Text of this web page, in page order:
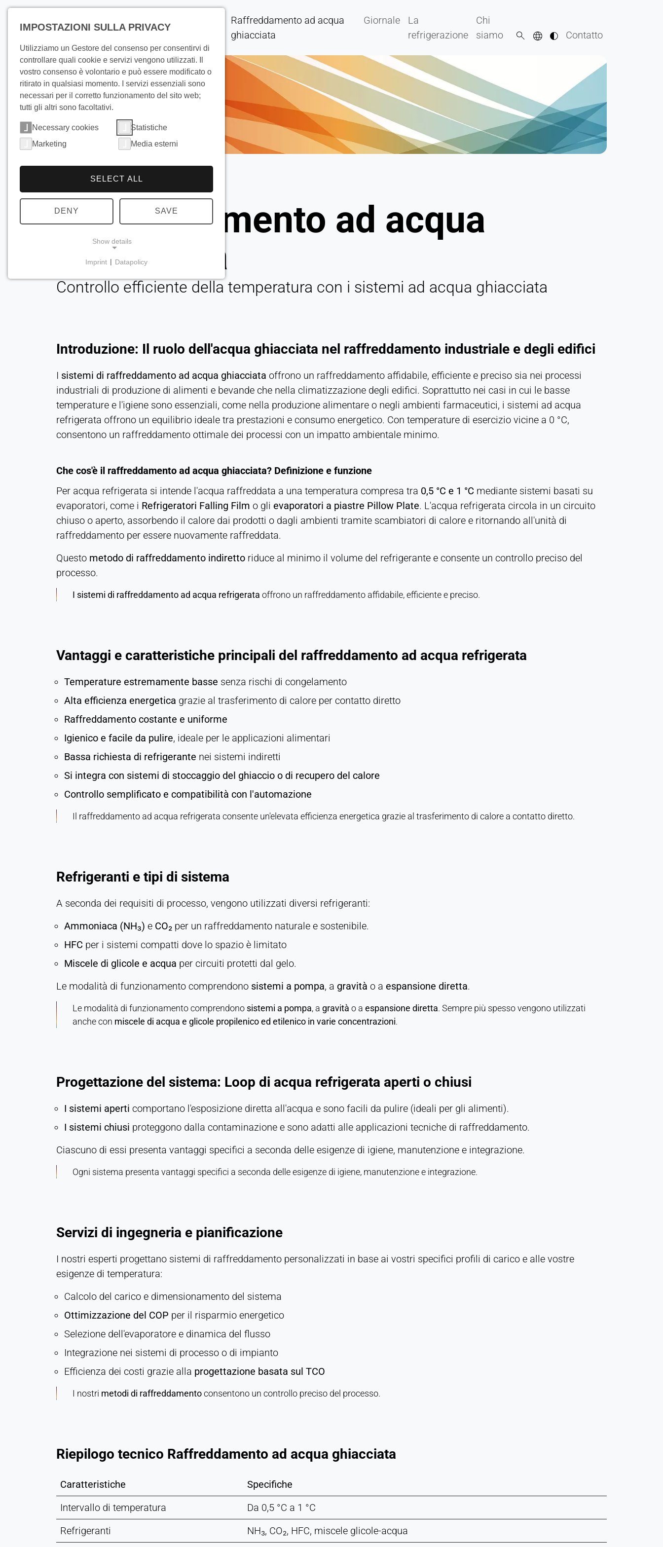
Raffreddamento ad acqua
ghiacciata
Giornale
La
refrigerazione
Chi
siamo
Contatto
Raffreddamento ad acqua
ghiacciata
Controllo efficiente della temperatura con i sistemi ad acqua ghiacciata
Introduzione: Il ruolo dell'acqua ghiacciata nel raffreddamento industriale e degli edifici
I sistemi di raffreddamento ad acqua ghiacciata offrono un raffreddamento affidabile, efficiente e preciso sia nei processi
industriali di produzione di alimenti e bevande che nella climatizzazione degli edifici. Soprattutto nei casi in cui le basse
temperature e l'igiene sono essenziali, come nella produzione alimentare o negli ambienti farmaceutici, i sistemi ad acqua
refrigerata offrono un equilibrio ideale tra prestazioni e consumo energetico. Con temperature di esercizio vicine a 0 °C,
consentono un raffreddamento ottimale dei processi con un impatto ambientale minimo.
Che cos'è il raffreddamento ad acqua ghiacciata? Definizione e funzione
Per acqua refrigerata si intende l'acqua raffreddata a una temperatura compresa tra 0,5 °C e 1 °C mediante sistemi basati su
evaporatori, come i Refrigeratori Falling Film o gli evaporatori a piastre Pillow Plate. L'acqua refrigerata circola in un circuito
chiuso o aperto, assorbendo il calore dai prodotti o dagli ambienti tramite scambiatori di calore e ritornando all'unità di
raffreddamento per essere nuovamente raffreddata.
Questo metodo di raffreddamento indiretto riduce al minimo il volume del refrigerante e consente un controllo preciso del
processo.
I sistemi di raffreddamento ad acqua refrigerata offrono un raffreddamento affidabile, efficiente e preciso.
Vantaggi e caratteristiche principali del raffreddamento ad acqua refrigerata
Temperature estremamente basse senza rischi di congelamento
Alta efficienza energetica grazie al trasferimento di calore per contatto diretto
Raffreddamento costante e uniforme
Igienico e facile da pulire, ideale per le applicazioni alimentari
Bassa richiesta di refrigerante nei sistemi indiretti
Si integra con sistemi di stoccaggio del ghiaccio o di recupero del calore
Controllo semplificato e compatibilità con l'automazione
Il raffreddamento ad acqua refrigerata consente un'elevata efficienza energetica grazie al trasferimento di calore a contatto diretto.
Refrigeranti e tipi di sistema
A seconda dei requisiti di processo, vengono utilizzati diversi refrigeranti:
Ammoniaca (NH₃) e CO₂ per un raffreddamento naturale e sostenibile.
HFC per i sistemi compatti dove lo spazio è limitato
Miscele di glicole e acqua per circuiti protetti dal gelo.
Le modalità di funzionamento comprendono sistemi a pompa, a gravità o a espansione diretta.
Le modalità di funzionamento comprendono sistemi a pompa, a gravità o a espansione diretta. Sempre più spesso vengono utilizzati
anche con miscele di acqua e glicole propilenico ed etilenico in varie concentrazioni.
Progettazione del sistema: Loop di acqua refrigerata aperti o chiusi
I sistemi aperti comportano l'esposizione diretta all'acqua e sono facili da pulire (ideali per gli alimenti).
I sistemi chiusi proteggono dalla contaminazione e sono adatti alle applicazioni tecniche di raffreddamento.
Ciascuno di essi presenta vantaggi specifici a seconda delle esigenze di igiene, manutenzione e integrazione.
Ogni sistema presenta vantaggi specifici a seconda delle esigenze di igiene, manutenzione e integrazione.
Servizi di ingegneria e pianificazione
I nostri esperti progettano sistemi di raffreddamento personalizzati in base ai vostri specifici profili di carico e alle vostre
esigenze di temperatura:
Calcolo del carico e dimensionamento del sistema
Ottimizzazione del COP per il risparmio energetico
Selezione dell'evaporatore e dinamica del flusso
Integrazione nei sistemi di processo o di impianto
Efficienza dei costi grazie alla progettazione basata sul TCO
I nostri metodi di raffreddamentoconsentono un controllo preciso del processo.
Riepilogo tecnico Raffreddamento ad acqua ghiacciata
Caratteristiche
Specifiche
Intervallo di temperatura
Da 0,5 °C a 1 °C
Refrigeranti
NH₃, CO₂, HFC, miscele glicole-acqua
IMPOSTAZIONI SULLA PRIVACY
Utilizziamo un Gestore del consenso per consentirvi di
controllare quali cookie e servizi vengono utilizzati. Il
vostro consenso è volontario e può essere modificato o
ritirato in qualsiasi momento. I servizi essenziali sono
necessari per il corretto funzionamento del sito web;
tutti gli altri sono facoltativi.
Necessary cookies
Statistiche
Marketing
Media esterni
SELECT ALL
DENY SAVE
Show details
Necessari per le funzionalità principali del sito
cookie_consenso
consenso
Provider:
Heat Transfer Technology
Purpose:
Memorizza le impostazioni sulla
duration:
STATISTICHE
Utilizzate per capire come viene utilizzato il sito
dati vengono elaborati in forma anonima.
Sessione
MARKETING
Utilizzato per misurare l'efficacia del marketing e
commerciale.
bcookie, li_gc, lidc
Monitoraggio delle conversioni
duration:
Leadinfo
Name:
_li_ses.#.expires,
snowplowOutQueue_#_post2,
snowplowOutQueue_#_post2.expires
Persistente
hjSession#, hjSessionUser#,
_hjAbsoluteSessionInProgress
Purpose:
Analisi del comportamento degli
duration:
MEDIA ESTERNI
come ad esempio i video. In caso di attivazione, i
dati tecnici possono essere trasferiti al fornitore.
Vimeo
Vimeo, Inc.
Contenuti video incorporati
Cookie
duration:
Sessione - 2 anni
Imprint | Datapolicy